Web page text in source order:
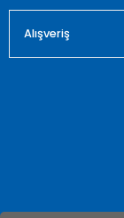
Alışveriş